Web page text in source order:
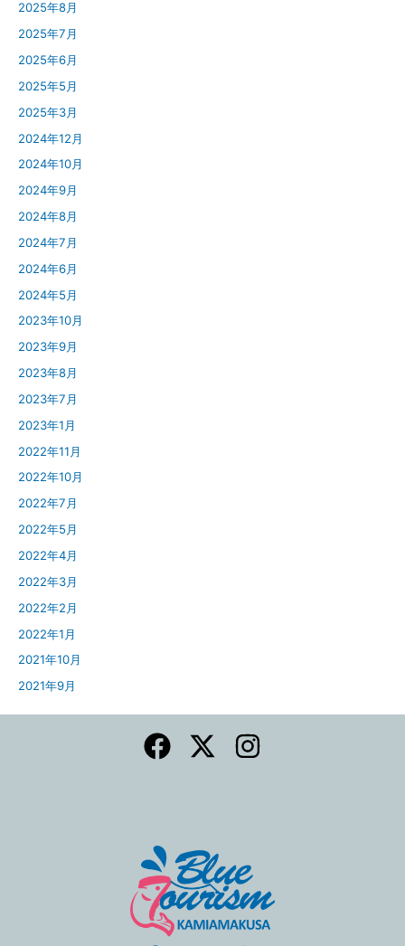
2025年8月
2025年7月
2025年6月
2025年5月
2025年3月
2024年12月
2024年10月
2024年9月
2024年8月
2024年7月
2024年6月
2024年5月
2023年10月
2023年9月
2023年8月
2023年7月
2023年1月
2022年11月
2022年10月
2022年7月
2022年5月
2022年4月
2022年3月
2022年2月
2022年1月
2021年10月
2021年9月